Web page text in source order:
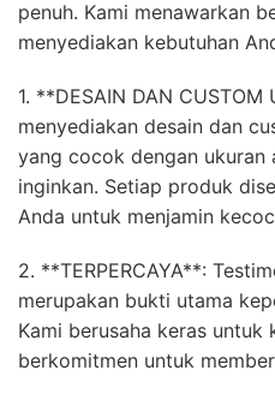
penuh. Kami menawarkan
menyediakan kebutuhan
1. **DESAIN DAN CUSTOM
menyediakan desain dan
yang cocok dengan ukuran
inginkan. Setiap produk
Anda untuk menjamin
2. **TERPERCAYA**:
merupakan bukti utama
Kami berusaha keras untuk
berkomitmen untuk